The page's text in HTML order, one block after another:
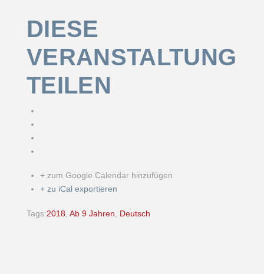
DIESE
VERANSTALTUNG
TEILEN
+ zum Google Calendar hinzufügen
+ zu iCal exportieren
Tags:2018 Ab 9 Jahren Deutsch